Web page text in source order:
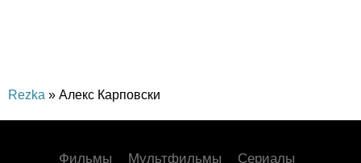
Rezka » Алекс Карповски
Фильмы Мультфильмы Сериалы